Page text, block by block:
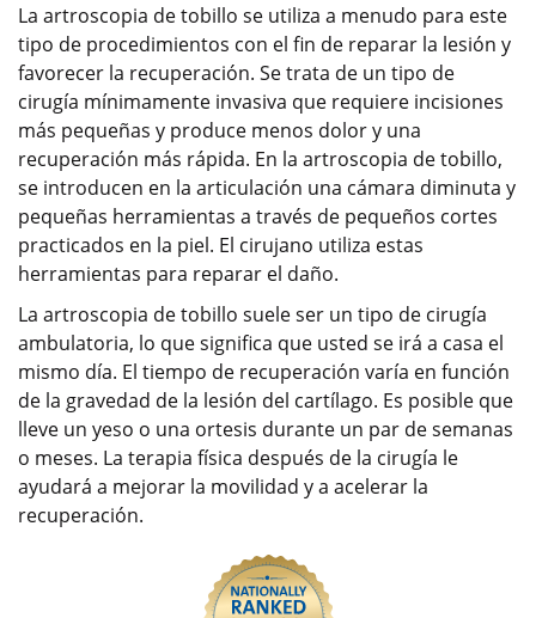
La artroscopia de tobillo se utiliza a menudo para este
tipo de procedimientos con el fin de reparar la lesión y
favorecer la recuperación. Se trata de un tipo de
cirugía mínimamente invasiva que requiere incisiones
más pequeñas y produce menos dolor y una
recuperación más rápida. En la artroscopia de tobillo,
se introducen en la articulación una cámara diminuta y
pequeñas herramientas a través de pequeños cortes
practicados en la piel. El cirujano utiliza estas
herramientas para reparar el daño.
La artroscopia de tobillo suele ser un tipo de cirugía
ambulatoria, lo que significa que usted se irá a casa el
mismo día. El tiempo de recuperación varía en función
de la gravedad de la lesión del cartílago. Es posible que
lleve un yeso o una ortesis durante un par de semanas
o meses. La terapia física después de la cirugía le
ayudará a mejorar la movilidad y a acelerar la
recuperación.